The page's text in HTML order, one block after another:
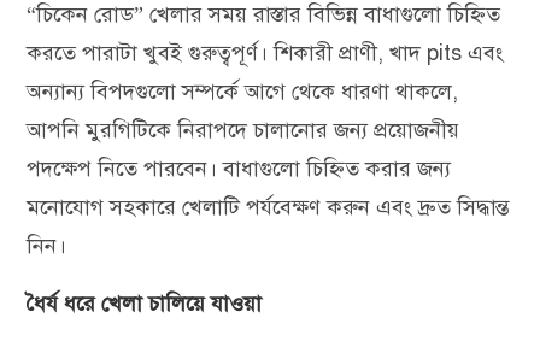
“চিকেন রোড” খেলার সময় রাস্তার বিভিন্ন বাধাগুলো চিহ্নিত
করতে পারাটা খুবই গুরুত্বপূর্ণ। শিকারী প্রাণী, খাদ pits এবং
অন্যান্য বিপদগুলো সম্পর্কে আগে থেকে ধারণা থাকলে,
আপনি মুরগিটিকে নিরাপদে চালানোর জন্য প্রয়োজনীয়
পদক্ষেপ নিতে পারবেন। বাধাগুলো চিহ্নিত করার জন্য
মনোযোগ সহকারে খেলাটি পর্যবেক্ষণ করুন এবং দ্রুত সিদ্ধান্ত
নিন।
ধৈর্য ধরে খেলা চালিয়ে যাওয়া